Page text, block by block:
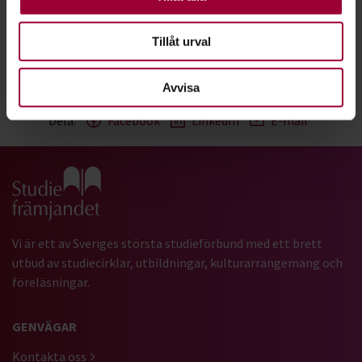
Tillåt urval
Avvisa
Widén.
Ansök här!
Dela: Facebook LinkedIn E-mail
Gå till studiefrämjandets startsida
Vi är ett av Sveriges största studieförbund med ett brett
utbud av studiecirklar, utbildningar, kulturarrangemang och
föreläsningar.
GENVÄGAR
Kontakta oss